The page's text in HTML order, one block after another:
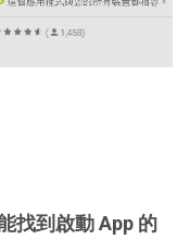
找到啟動 App 的